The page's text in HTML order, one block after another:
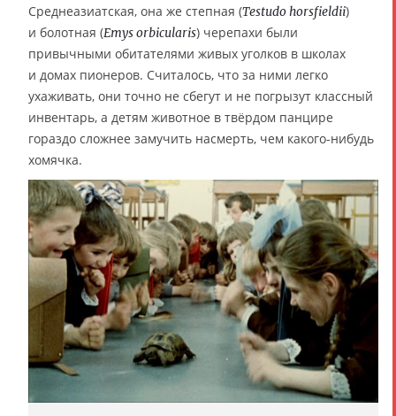
Среднеазиатская, она же степная (Testudo horsfieldii)
и болотная (Emys orbicularis) черепахи были
привычными обитателями живых уголков в школах
и домах пионеров. Считалось, что за ними легко
ухаживать, они точно не сбегут и не погрызут классный
инвентарь, а детям животное в твёрдом панцире
гораздо сложнее замучить насмерть, чем какого-нибудь
хомячка.